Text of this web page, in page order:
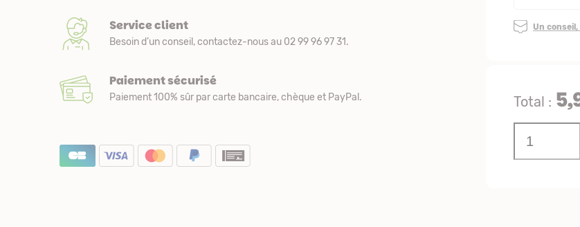
Un
Total :
Service client
Besoin d’un conseil, contactez-nous au 02 99 96 97 31.
Paiement sécurisé
Paiement 100% sûr par carte bancaire, chèque et PayPal.